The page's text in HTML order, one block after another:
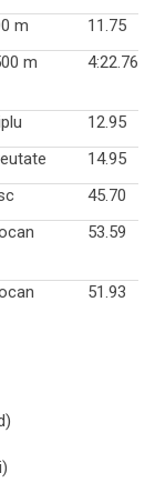
m
11.75
m 4:22.76
12.95
14.95
45.70
53.59
51.93